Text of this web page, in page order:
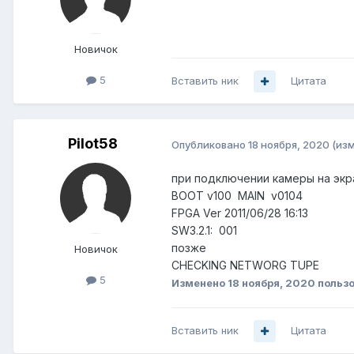
Новичок
5 Вставить ник Цитата
Pilot58
Новичок
5
Опубликовано 18 ноября, 2020
при подключении камеры на
BOOT v100 MAIN v0104
FPGA Ver 2011/06/28 16:13
SW3.2.1: 001
позже
CHECKING NETWORG TUPE
Изменено 18 ноября, 2020
Вставить ник Цитата